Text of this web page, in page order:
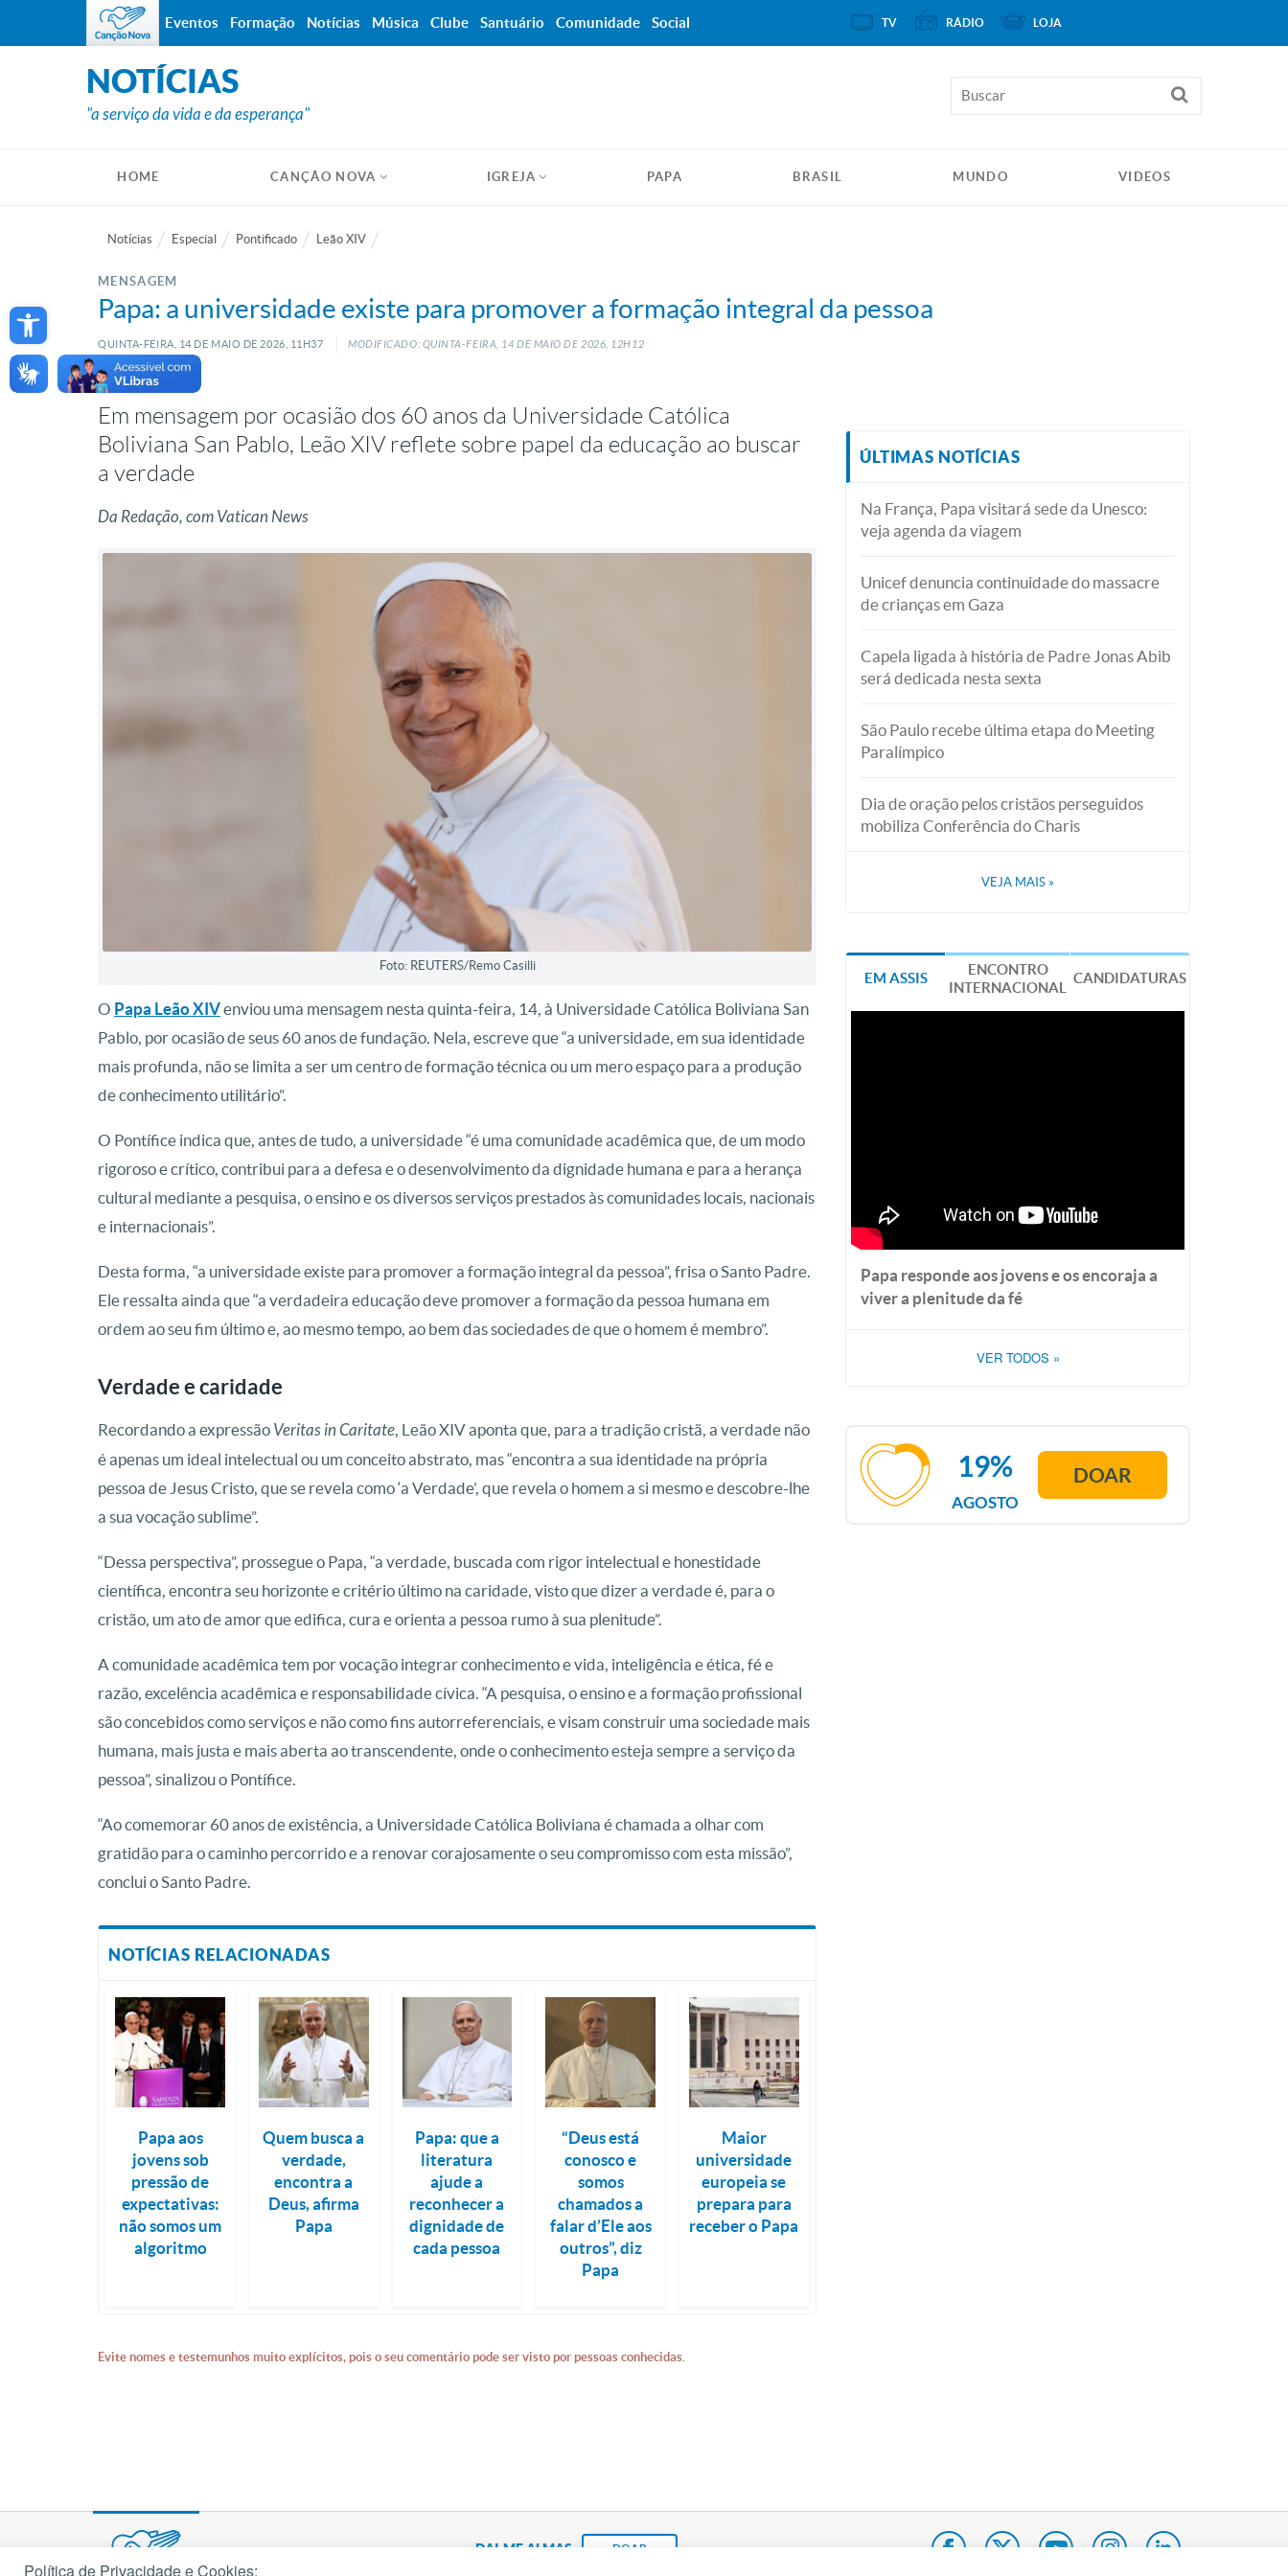
Open toolbar
NOTÍCIAS
"a serviço da vida e da esperança"
HOME CANÇÃO NOVA IGREJA PAPA BRASIL MUNDO VIDEOS
Notícias Especial Pontificado Leão XIV
MENSAGEM
Papa: a universidade existe para promover a formação integral da pessoa
QUINTA-FEIRA, 14 DE MAIO DE 2026, 11H37 MODIFICADO: QUINTA-FEIRA, 14 DE MAIO DE2026, 12H12
Em mensagem por ocasião dos 60 anos da Universidade Católica
Boliviana San Pablo, Leão XIV reflete sobre papel da educação ao buscar
a verdade
Da Redação, com Vatican News
Foto: REUTERS/Remo Casilli
O Papa Leão XIVenviou uma mensagem nesta quinta-feira, 14, à Universidade Católica Boliviana San
Pablo, por ocasião de seus 60 anos de fundação. Nela, escreve que “a universidade, em sua identidade
mais profunda, não se limita a ser um centro de formação técnica ou um mero espaço para a produção
de conhecimento utilitário”.
O Pontífice indica que, antes de tudo, a universidade “é uma comunidade acadêmica que, de um modo
rigoroso e crítico, contribui para a defesa e o desenvolvimento da dignidade humana e para a herança
cultural mediante a pesquisa, o ensino e os diversos serviços prestados às comunidades locais, nacionais
e internacionais”.
Desta forma, “a universidade existe para promover a formação integral da pessoa”, frisa o Santo Padre.
Ele ressalta ainda que “a verdadeira educação deve promover a formação da pessoa humana em
ordem ao seu fim último e, ao mesmo tempo, ao bem das sociedades de que o homem é membro”.
Verdade e caridade
Recordando a expressão Veritas in Caritate, Leão XIV aponta que, para a tradição cristã, a verdade não
é apenas um ideal intelectual ou um conceito abstrato, mas “encontra a sua identidade na própria
pessoa de Jesus Cristo, que se revela como ‘a Verdade’, que revela o homem a si mesmo e descobre-lhe
a sua vocação sublime”.
“Dessa perspectiva”, prossegue o Papa, “a verdade, buscada com rigor intelectual e honestidade
científica, encontra seu horizonte e critério último na caridade, visto que dizer a verdade é, para o
cristão, um ato de amor que edifica, cura e orienta a pessoa rumo à sua plenitude”.
A comunidade acadêmica tem por vocação integrar conhecimento e vida, inteligência e ética, fé e
razão, excelência acadêmica e responsabilidade cívica. “A pesquisa, o ensino e a formação profissional
são concebidos como serviços e não como fins autorreferenciais, e visam construir uma sociedade mais
humana, mais justa e mais aberta ao transcendente, onde o conhecimento esteja sempre a serviço da
pessoa”, sinalizou o Pontífice.
“Ao comemorar 60 anos de existência, a Universidade Católica Boliviana é chamada a olhar com
gratidão para o caminho percorrido e a renovar corajosamente o seu compromisso com esta missão”,
conclui o Santo Padre.
NOTÍCIAS RELACIONADAS
Papa aos
jovens sob
pressão de
expectativas:
não somos um
algoritmo
Quem busca a
verdade,
encontra a
Deus, afirma
Papa
Papa: que a
literatura
ajude a
reconhecer a
dignidade de
cada pessoa
“Deus está
conosco e
somos
chamados a
falar d’Ele aos
outros”, diz
Papa
Maior
universidade
europeia se
prepara para
receber o Papa
Evite nomes e testemunhos muito explícitos, pois o seu comentário pode ser visto por pessoas conhecidas.
ÚLTIMAS NOTÍCIAS
Na França, Papa visitará sede da Unesco:
veja agenda da viagem
Unicef denuncia continuidade do massacre
de crianças em Gaza
Capela ligada à história de Padre Jonas Abib
será dedicada nesta sexta
São Paulo recebe última etapa do Meeting
Paralímpico
Dia de oração pelos cristãos perseguidos
mobiliza Conferência do Charis
VEJA MAIS »
EM ASSIS
ENCONTRO
INTERNACIONAL
CANDIDATURAS
Papa responde aos jovens e os encoraja a
viver a plenitude da fé
VER TODOS »
AGOSTO
19% DOAR
Eventos Formação Notícias Música Clube Santuário Comunidade Social TV RÁDIO LOJA
DAI-ME ALMAS DOAR
Política de Privacidade e Cookies: